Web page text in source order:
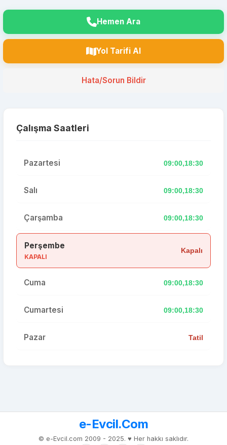
Hemen Ara
Yol Tarifi Al
Hata/Sorun Bildir
Çalışma Saatleri
Pazartesi 09:00,18:30
Salı 09:00,18:30
Çarşamba 09:00,18:30
Perşembe
KAPALI
Kapalı
Cuma 09:00,18:30
Cumartesi 09:00,18:30
Pazar Tatil
e-Evcil.Com
© e-Evcil.com 2009 - 2025. ♥️ Her hakkı saklıdır.